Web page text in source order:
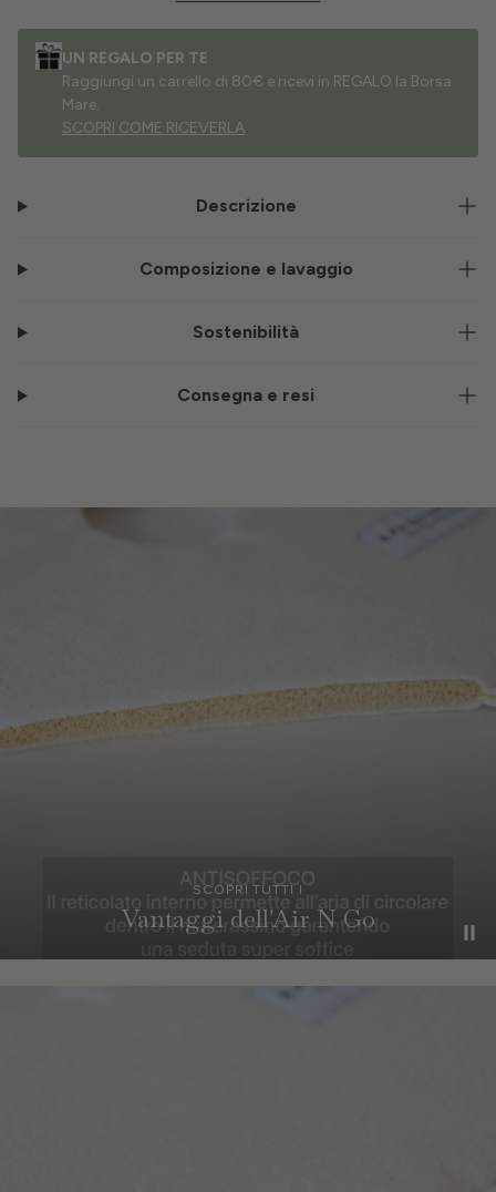
UN REGALO PER TE
Raggiungi un carrello di 80€ e ricevi in REGALO la Borsa
Mare.
SCOPRI COME RICEVERLA
Descrizione
Composizione e lavaggio
Sostenibilità
Consegna e resi
SCOPRI TUTTI I
Vantaggi dell'Air N Go